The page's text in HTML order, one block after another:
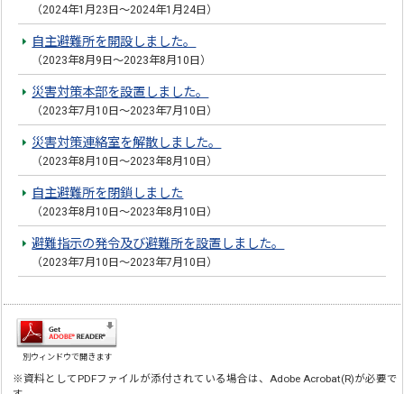
（2024年1月23日～2024年1月24日）
自主避難所を開設しました。
（2023年8月9日～2023年8月10日）
災害対策本部を設置しました。
（2023年7月10日～2023年7月10日）
災害対策連絡室を解散しました。
（2023年8月10日～2023年8月10日）
自主避難所を閉鎖しました
（2023年8月10日～2023年8月10日）
避難指示の発令及び避難所を設置しました。
（2023年7月10日～2023年7月10日）
別ウィンドウで開きます
※資料としてPDFファイルが添付されている場合は、Adobe Acrobat(R)が必要で